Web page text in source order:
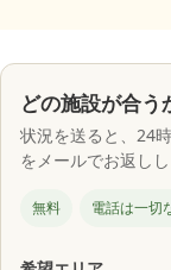
どの施設が合う
状況を送ると、24
をメールでお返しし
無料 電話は一切